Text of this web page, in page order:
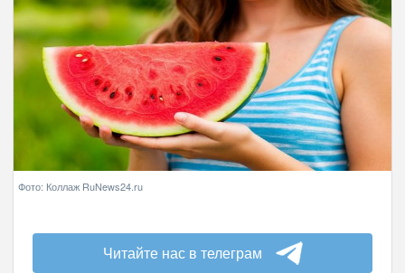
Фото: Коллаж RuNews24.ru
Читайте нас в телеграм